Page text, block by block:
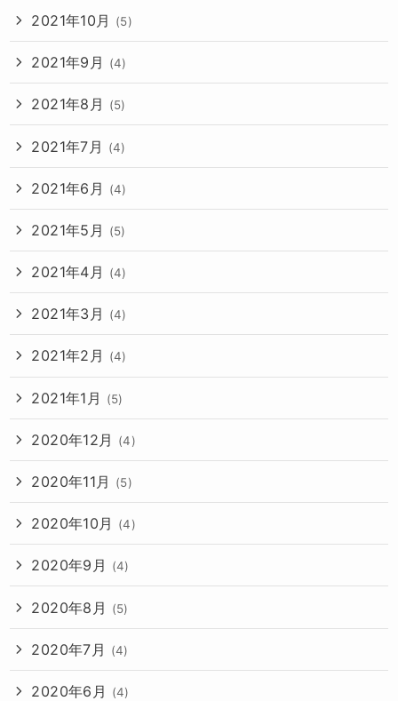
2021年10月 (5)
2021年9月 (4)
2021年8月 (5)
2021年7月 (4)
2021年6月 (4)
2021年5月 (5)
2021年4月 (4)
2021年3月 (4)
2021年2月 (4)
2021年1月 (5)
2020年12月 (4)
2020年11月 (5)
2020年10月 (4)
2020年9月 (4)
2020年8月 (5)
2020年7月 (4)
2020年6月 (4)